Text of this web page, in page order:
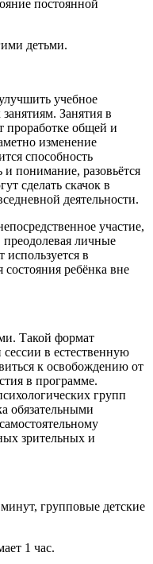
постоянной
детьми.
учебное
Занятия в
общей и
изменение
способность
понимание, разовьётся
сделать скачок в
деятельности.
участие,
личные
в
ребёнка вне
Такой формат
в естественную
к освобождению от
в программе.
групп
обязательными
зрительных и
групповые детские
1 час.